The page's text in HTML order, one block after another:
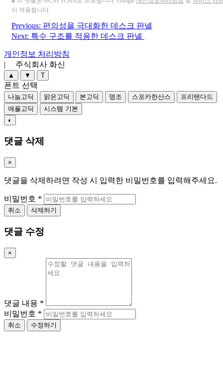
이 적용됩니다.
글
탐
색
Previous: 편의성을 극대화한 데스크 판넬
Next: 특수 구조를 적용한 데스크 판넬
개인정보 처리방침
| 주식회사 화신
▲ ▼ T
폰트 선택
나눔고딕 맑은고딕 본고딕 명조 스포카한산스
프리텐다드
애플고딕
시스템 기본
◐
댓글 삭제
×
댓글을 삭제하려면 작성 시 입력한 비밀번호를 입력해주세요.
비밀번호 *
취소 삭제하기
댓글 수정
×
댓글 내용 *
비밀번호 *
취소 수정하기